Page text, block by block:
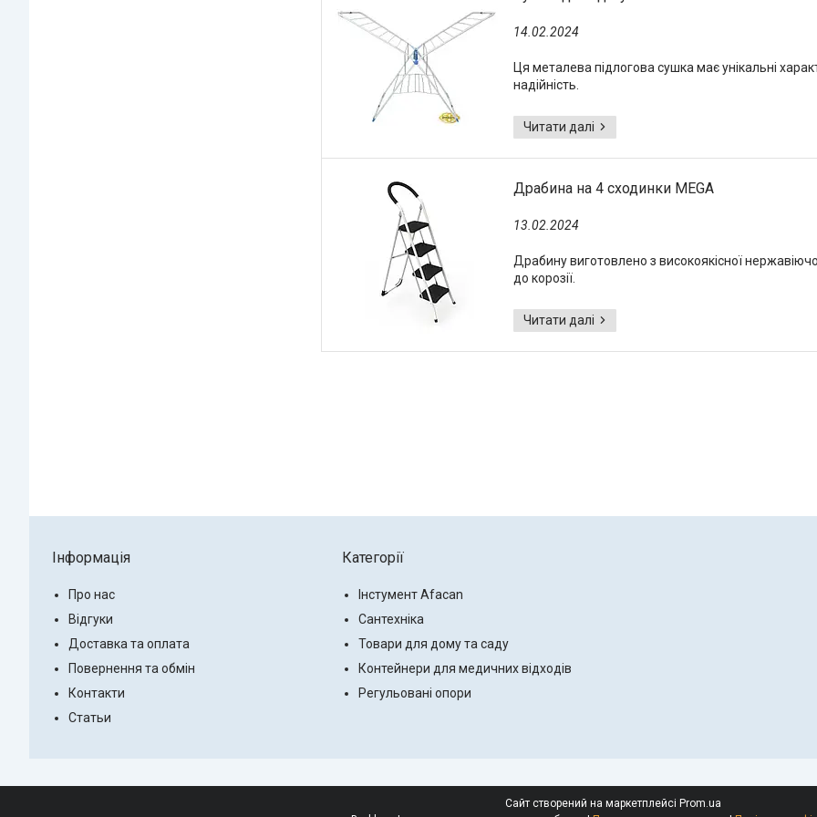
14.02.2024
Ця металева підлогова сушка має унікальні
надійність.
Драбина на 4 сходинки MEGA
13.02.2024
Драбину виготовлено з високоякісної
до корозії.
Інформація
Про нас
Відгуки
Доставка та оплата
Повернення та обмін
Контакти
Статьи
Категорії
Інстумент Afacan
Сантехніка
Товари для дому та саду
Контейнери для медичних відходів
Регульовані опори
Сайт створений на маркетплейсі Prom.ua